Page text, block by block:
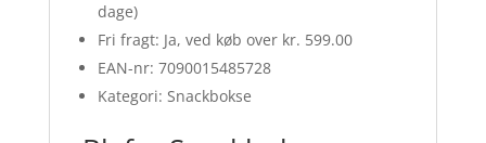
dage)
Fri fragt: Ja, ved køb over kr. 599.00
EAN-nr: 7090015485728
Kategori: Snackbokse